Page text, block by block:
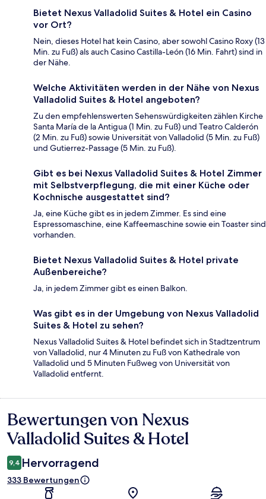
Bietet Nexus Valladolid Suites & Hotel ein Casino
vor Ort?
Nein, dieses Hotel hat kein Casino, aber sowohl Casino Roxy (13
Min. zu Fuß) als auch Casino Castilla-León (16 Min. Fahrt) sind in
der Nähe.
Welche Aktivitäten werden in der Nähe von Nexus
Valladolid Suites & Hotel angeboten?
Zu den empfehlenswerten Sehenswürdigkeiten zählen Kirche
Santa María de la Antigua (1 Min. zu Fuß) und Teatro Calderón
(2 Min. zu Fuß) sowie Universität von Valladolid (5 Min. zu Fuß)
und Gutierrez-Passage (5 Min. zu Fuß).
Gibt es bei Nexus Valladolid Suites & Hotel Zimmer
mit Selbstverpflegung, die mit einer Küche oder
Kochnische ausgestattet sind?
Ja, eine Küche gibt es in jedem Zimmer. Es sind eine
Espressomaschine, eine Kaffeemaschine sowie ein Toaster sind
vorhanden.
Bietet Nexus Valladolid Suites & Hotel private
Außenbereiche?
Ja, in jedem Zimmer gibt es einen Balkon.
Was gibt es in der Umgebung von Nexus Valladolid
Suites & Hotel zu sehen?
Nexus Valladolid Suites & Hotel befindet sich in Stadtzentrum
von Valladolid, nur 4 Minuten zu Fuß von Kathedrale von
Valladolid und 5 Minuten Fußweg von Universität von
Valladolid entfernt.
Bewertungen
Bewertungen von Nexus
Valladolid Suites & Hotel
9,4 Hervorragend
333 Bewertungen